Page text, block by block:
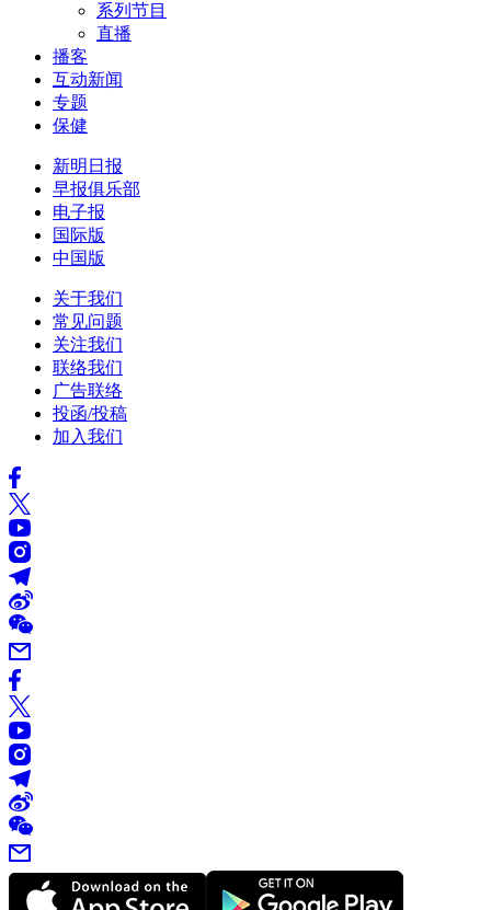
系列节目
直播
播客
互动新闻
专题
保健
新明日报
早报俱乐部
电子报
国际版
中国版
关于我们
常见问题
关注我们
联络我们
广告联络
投函/投稿
加入我们